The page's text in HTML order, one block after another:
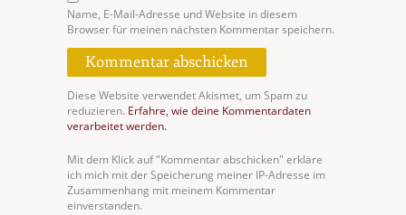
Name, E-Mail-Adresse und Website in diesem
Browser für meinen nächsten Kommentar speichern.
Diese Website verwendet Akismet, um Spam zu
reduzieren. Erfahre, wie deine Kommentardaten
verarbeitet werden.
Mit dem Klick auf "Kommentar abschicken" erkläre
ich mich mit der Speicherung meiner IP-Adresse im
Zusammenhang mit meinem Kommentar
einverstanden.